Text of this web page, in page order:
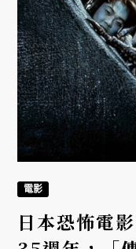
電影
日本恐怖電